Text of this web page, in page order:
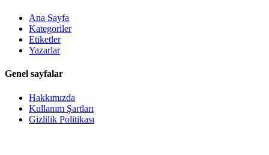
Ana Sayfa
Kategoriler
Etiketler
Yazarlar
Genel sayfalar
Hakkımızda
Kullanım Şartları
Gizlilik Politikası